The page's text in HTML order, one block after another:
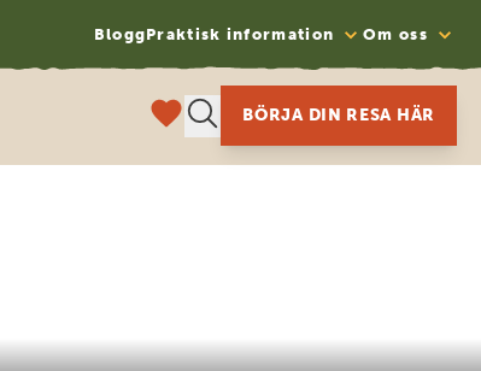
BloggPraktisk information Om oss
BÖRJA DIN RESA HÄR